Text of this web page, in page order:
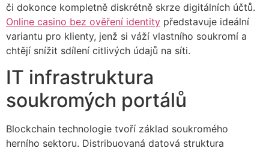
či dokonce kompletně diskrétně skrze digitálních účtů.
Online casino bez ověření identity představuje ideální
variantu pro klienty, jenž si váží vlastního soukromí a
chtějí snížit sdílení citlivých údajů na síti.
IT infrastruktura
soukromých portálů
Blockchain technologie tvoří základ soukromého
herního sektoru. Distribuovaná datová struktura